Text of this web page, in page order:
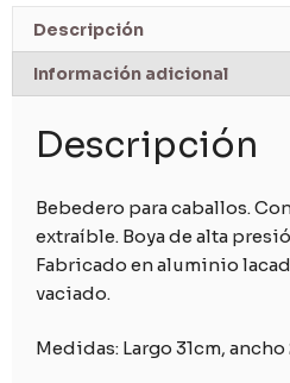
Descripción
Información adicional
Descripción
Bebedero para caballos.
extraíble. Boya de alta
Fabricado en aluminio
vaciado.
Medidas: Largo 31cm, ancho